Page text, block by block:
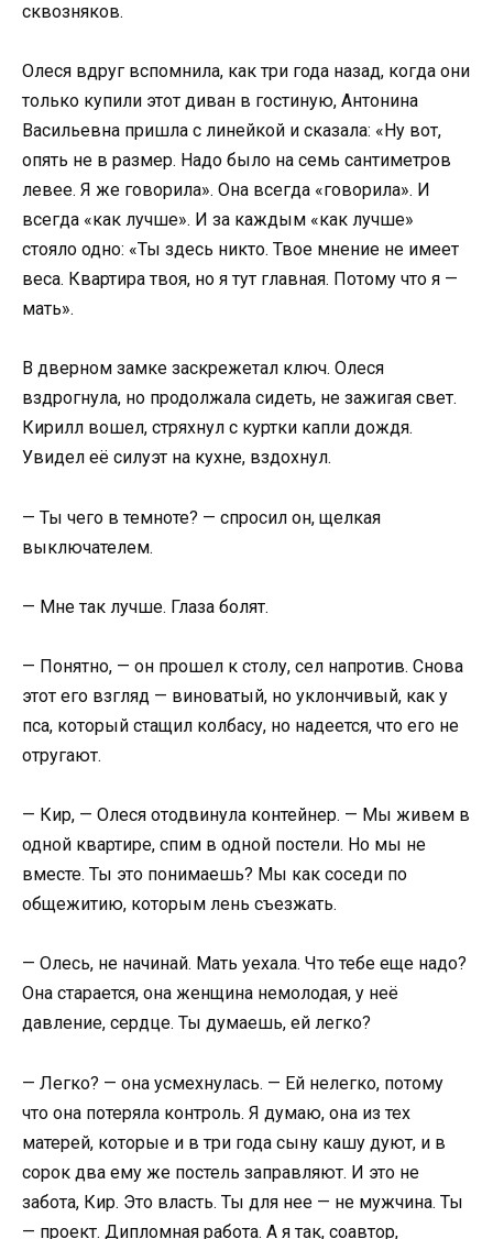
сквозняков.
Олеся вдруг вспомнила, как три года назад, когда они
только купили этот диван в гостиную, Антонина
Васильевна пришла с линейкой и сказала: «Ну вот,
опять не в размер. Надо было на семь сантиметров
левее. Я же говорила». Она всегда «говорила». И
всегда «как лучше». И за каждым «как лучше»
стояло одно: «Ты здесь никто. Твое мнение не имеет
веса. Квартира твоя, но я тут главная. Потому что я —
мать».
В дверном замке заскрежетал ключ. Олеся
вздрогнула, но продолжала сидеть, не зажигая свет.
Кирилл вошел, стряхнул с куртки капли дождя.
Увидел её силуэт на кухне, вздохнул.
— Ты чего в темноте? — спросил он, щелкая
выключателем.
— Мне так лучше. Глаза болят.
— Понятно, — он прошел к столу, сел напротив. Снова
этот его взгляд — виноватый, но уклончивый, как у
пса, который стащил колбасу, но надеется, что его не
отругают.
— Кир, — Олеся отодвинула контейнер. — Мы живем в
одной квартире, спим в одной постели. Но мы не
вместе. Ты это понимаешь? Мы как соседи по
общежитию, которым лень съезжать.
— Олесь, не начинай. Мать уехала. Что тебе еще надо?
Она старается, она женщина немолодая, у неё
давление, сердце. Ты думаешь, ей легко?
— Легко? — она усмехнулась. — Ей нелегко, потому
что она потеряла контроль. Я думаю, она из тех
матерей, которые и в три года сыну кашу дуют, и в
сорок два ему же постель заправляют. И это не
забота, Кир. Это власть. Ты для нее — не мужчина. Ты
— проект. Дипломная работа. А я так, соавтор,